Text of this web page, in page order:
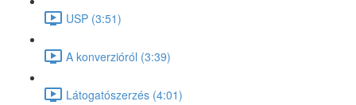
USP (3:51)
A konverzióról (3:39)
Látogatószerzés (4:01)